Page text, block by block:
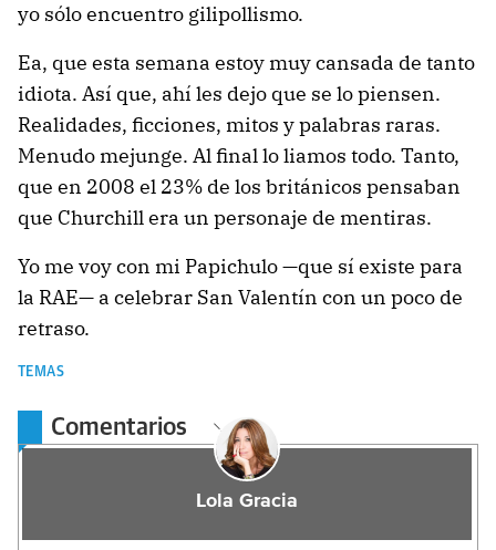
yo sólo encuentro gilipollismo.
Ea, que esta semana estoy muy cansada de tanto
idiota. Así que, ahí les dejo que se lo piensen.
Realidades, ficciones, mitos y palabras raras.
Menudo mejunge. Al final lo liamos todo. Tanto,
que en 2008 el 23% de los británicos pensaban
que Churchill era un personaje de mentiras.
Yo me voy con mi Papichulo —que sí existe para
la RAE— a celebrar San Valentín con un poco de
retraso.
TEMAS
Comentarios
Lola Gracia